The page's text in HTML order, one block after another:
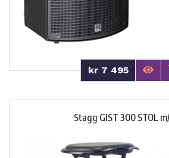
kr 7 495
Stagg GIST 300 STOL